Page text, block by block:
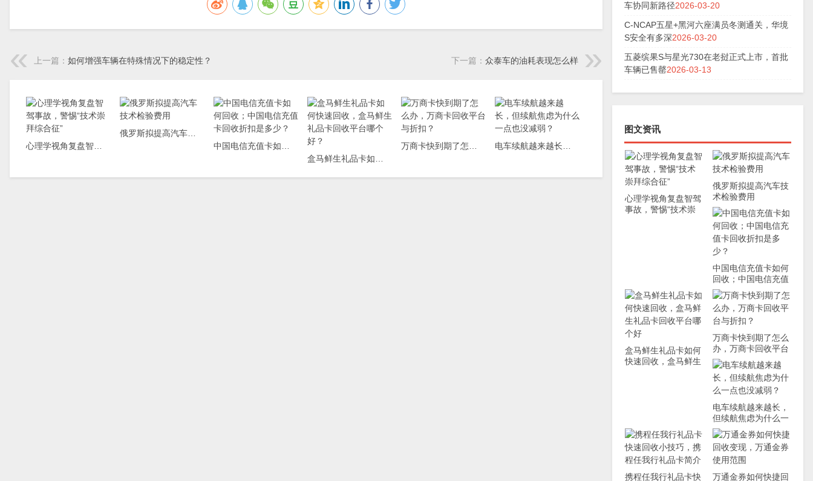
上一篇： 如何增强车辆在特殊情况下的稳定性？ 下一篇： 众泰车的油耗表现怎么样
车协同新路径2026-03-20
C-NCAP五星+黑河六座满员冬测通关，华境
S安全有多深2026-03-20
五菱缤果S与星光730在老挝正式上市，首批
车辆已售罄2026-03-13
图文资讯
心理学视角复盘智驾
事故，警惕“技术崇
俄罗斯拟提高汽车技
术检验费用
中国电信充值卡如何
回收；中国电信充值
卡回收折扣是多少？
盒马鲜生礼品卡如何
快速回收，盒马鲜生
万商卡快到期了怎么
办，万商卡回收平台
与折扣？
电车续航越来越长，
但续航焦虑为什么一
点也没减弱？
携程任我行礼品卡快
万通金券如何快捷回